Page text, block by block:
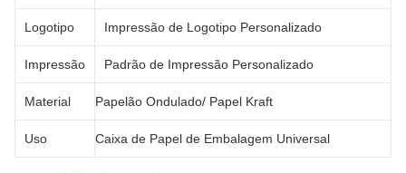
Logotipo Impressão de Logotipo Personalizado
Impressão Padrão de Impressão Personalizado
Material Papelão Ondulado/ Papel Kraft
Uso Caixa de Papel de Embalagem Universal